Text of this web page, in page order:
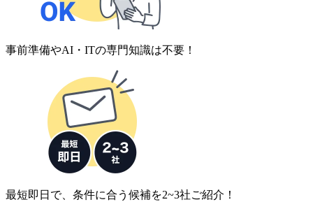
事前準備やAI・ITの専門知識は不要！
最短即日で、条件に合う候補を2~3社ご紹介！